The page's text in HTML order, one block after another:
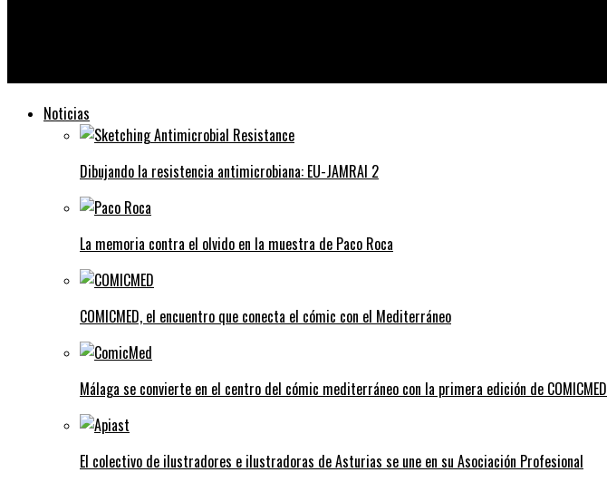
Noticias
Dibujando la resistencia antimicrobiana: EU-JAMRAI 2
La memoria contra el olvido en la muestra de Paco Roca
COMICMED, el encuentro que conecta el cómic con el Mediterráneo
Málaga se convierte en el centro del cómic mediterráneo con la primera edición de COMICMED
El colectivo de ilustradores e ilustradoras de Asturias se une en su Asociación Profesional